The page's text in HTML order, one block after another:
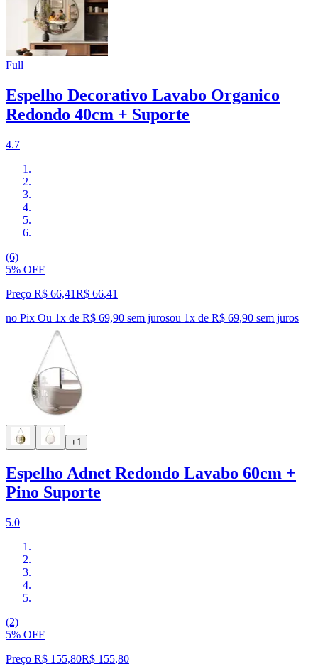
Full
Espelho Decorativo Lavabo Organico
Redondo 40cm + Suporte
4.7
(6)
5% OFF
Preço R$ 66,41R$ 66,41
no Pix Ou 1x de R$ 69,90 sem jurosou 1x de R$ 69,90 sem juros
+1
Espelho Adnet Redondo Lavabo 60cm +
Pino Suporte
5.0
(2)
5% OFF
Preço R$ 155,80R$ 155,80